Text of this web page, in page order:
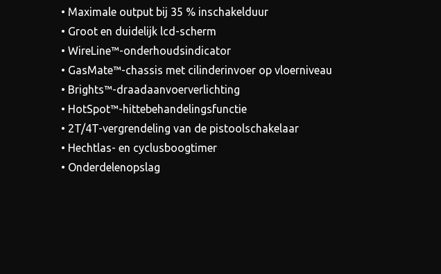
• Maximale output bij 35 % inschakelduur
• Groot en duidelijk lcd-scherm
• WireLine™-onderhoudsindicator
• GasMate™-chassis met cilinderinvoer op vloerniveau
• Brights™-draadaanvoerverlichting
• HotSpot™-hittebehandelingsfunctie
• 2T/4T-vergrendeling van de pistoolschakelaar
• Hechtlas- en cyclusboogtimer
• Onderdelenopslag